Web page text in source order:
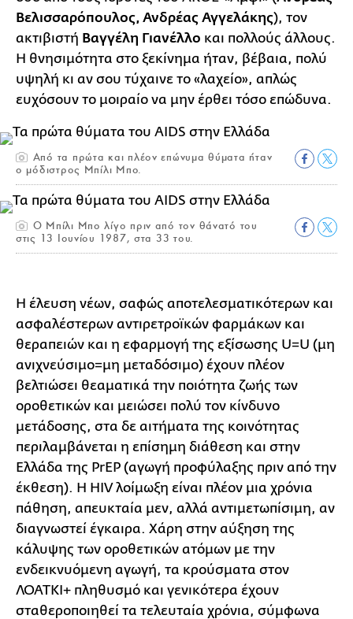
Βελισσαρόπουλος, Ανδρέας Αγγελάκης), τον
ακτιβιστή Βαγγέλη Γιανέλλο και πολλούς άλλους.
Η θνησιμότητα στο ξεκίνημα ήταν, βέβαια, πολύ
υψηλή κι αν σου τύχαινε το «λαχείο», απλώς
ευχόσουν το μοιραίο να μην έρθει τόσο επώδυνα.
Από τα πρώτα και πλέον επώνυμα θύματα ήταν
ο μόδιστρος Μπίλι Μπο.
Ο Μπίλι Μπο λίγο πριν από τον θάνατό του
στις 13 Ιουνίου 1987, στα 33 του.
Η έλευση νέων, σαφώς αποτελεσματικότερων και
ασφαλέστερων αντιρετροϊκών φαρμάκων και
θεραπειών και η εφαρμογή της εξίσωσης U=U (μη
ανιχνεύσιμο=μη μεταδόσιμο) έχουν πλέον
βελτιώσει θεαματικά την ποιότητα ζωής των
οροθετικών και μειώσει πολύ τον κίνδυνο
μετάδοσης, στα δε αιτήματα της κοινότητας
περιλαμβάνεται η επίσημη διάθεση και στην
Ελλάδα της PrEP (αγωγή προφύλαξης πριν από την
έκθεση). Η HIV λοίμωξη είναι πλέον μια χρόνια
πάθηση, απευκταία μεν, αλλά αντιμετωπίσιμη, αν
διαγνωστεί έγκαιρα. Χάρη στην αύξηση της
κάλυψης των οροθετικών ατόμων με την
ενδεικνυόμενη αγωγή, τα κρούσματα στον
ΛΟΑΤΚΙ+ πληθυσμό και γενικότερα έχουν
σταθεροποιηθεί τα τελευταία χρόνια, σύμφωνα